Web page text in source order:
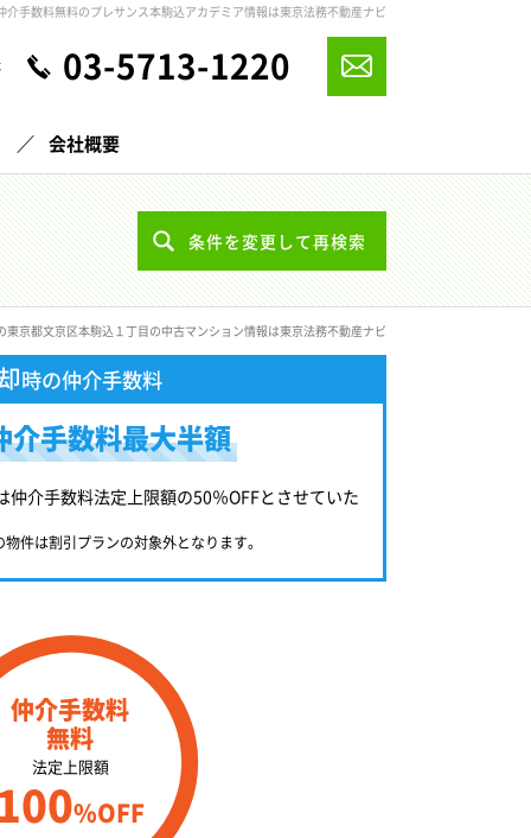
介手数料無料のプレサンス本駒込アカデミア情報は東京法務不動産ナビ
03-5713-1220
会社概要
条件を変更して再検索
東京都文京区本駒込１丁目の中古マンション情報は東京法務不動産ナビ
時の仲介手数料
介手数料最大半額
介手数料法定上限額の50％OFFとさせていた
件は割引プランの対象外となります。
仲介手数料
無料
法定上限額
%OFF